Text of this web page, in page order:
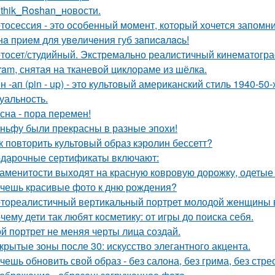
- это особенный момент, который хочется
пpиeм для увeличeния губ зaпиcaлacь!
студийный. Экстремально реалистичный
снятая на тканевой циклораме из шёлка.
-ап (pin - up) - это культовый американский стиль 1940-
- пора перемен!
были прекрасны в разные эпохи!
повторить культовый образ кэролин бессетт?
сертификаты включают:
выходят на красную ковровую дорожку,
красивые фото к дню рождения?
вертикальный портрет молодой женщины
дети так любят косметику: от игры до поиска себя.
портрет не меняя черты лица создай.
зоны после 30: искусство элегантного акцента.
обновить свой образ - без салона, без грима, без